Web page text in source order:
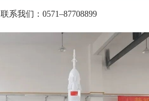
联系我们：0571–87708899